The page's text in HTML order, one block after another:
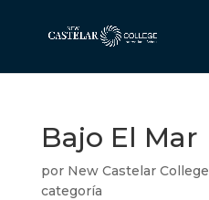
Bajo El Mar
por New Castelar College
categoría